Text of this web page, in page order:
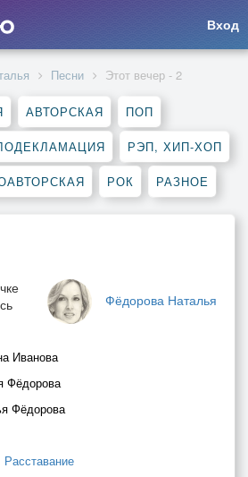
Вход
Песни Этот вечер - 2
АВТОРСКАЯ ПОП
РЭП, ХИП-ХОП
РОК РАЗНОЕ
Фёдорова Наталья
Иванова
Фёдорова
Фёдорова
Расставание